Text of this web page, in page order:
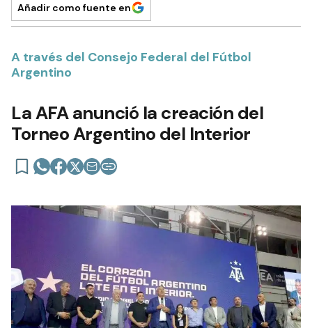
Añadir como fuente en
A través del Consejo Federal del Fútbol
Argentino
La AFA anunció la creación del
Torneo Argentino del Interior